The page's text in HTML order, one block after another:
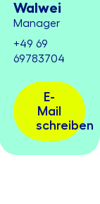
Walwei
Manager
+49 69
69783704
E-
Mail
schreiben